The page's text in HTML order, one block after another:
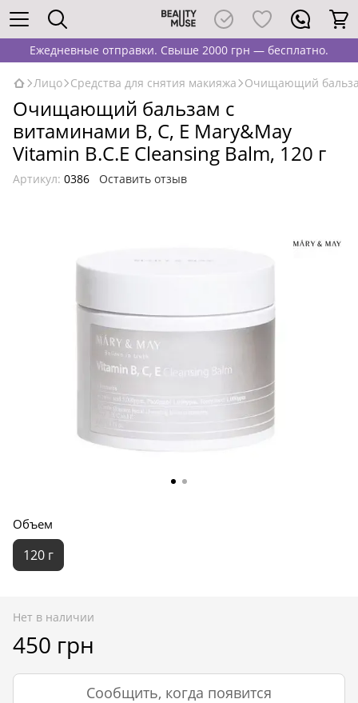
Ежедневные отправки. Свыше 2000 грн — бесплатно.
Лицо Средства для снятия макияжа Очищающий
Очищающий бальзам с
витаминами B, C, E Mary&May
Vitamin B.C.E Cleansing Balm, 120 г
Артикул: 0386 Оставить отзыв
Объем
120 г
Нет в наличии
450 грн
Сообщить, когда появится